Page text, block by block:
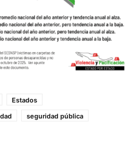
Estados
seguridad pública